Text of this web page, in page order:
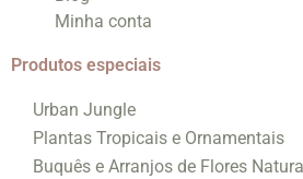
Minha conta
Produtos especiais
Urban Jungle
Plantas Tropicais e Ornamentais
Buquês e Arranjos de Flores